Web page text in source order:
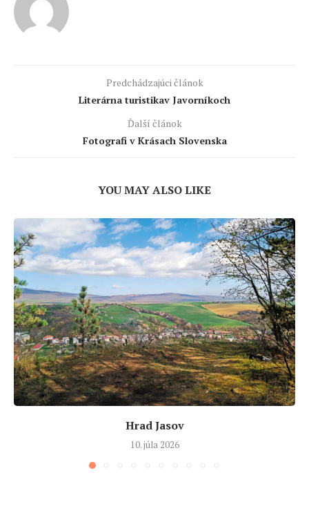
Predchádzajúci článok
Literárna turistikav Javorníkoch
Ďalší článok
Fotografi v Krásach Slovenska
YOU MAY ALSO LIKE
Hrad Jasov
10. júla 2026